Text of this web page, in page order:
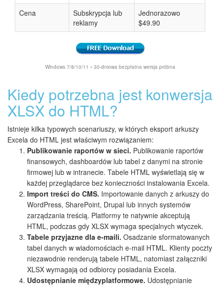
Cena
Subskrypcja lub
reklamy
Jednorazowo
$49.90
Windows 7/8/10/11 • 30-dniowa bezpłatna wersja próbna
Kiedy potrzebna jest konwersja
XLSX do HTML?
Istnieje kilka typowych scenariuszy, w których eksport arkuszy
Excela do HTML jest właściwym rozwiązaniem:
Publikowanie raportów w sieci. Publikowanie raportów
finansowych, dashboardów lub tabel z danymi na stronie
firmowej lub w intranecie. Tabele HTML wyświetlają się w
każdej przeglądarce bez konieczności instalowania Excela.
Import treści do CMS. Importowanie danych z arkuszy do
WordPress, SharePoint, Drupal lub innych systemów
zarządzania treścią. Platformy te natywnie akceptują
HTML, podczas gdy XLSX wymaga specjalnych wtyczek.
Tabele przyjazne dla e-maili. Osadzanie sformatowanych
tabel danych w wiadomościach e-mail HTML. Klienty poczty
niezawodnie renderują tabele HTML, natomiast załączniki
XLSX wymagają od odbiorcy posiadania Excela.
Udostępnianie międzyplatformowe. Udostępnianie